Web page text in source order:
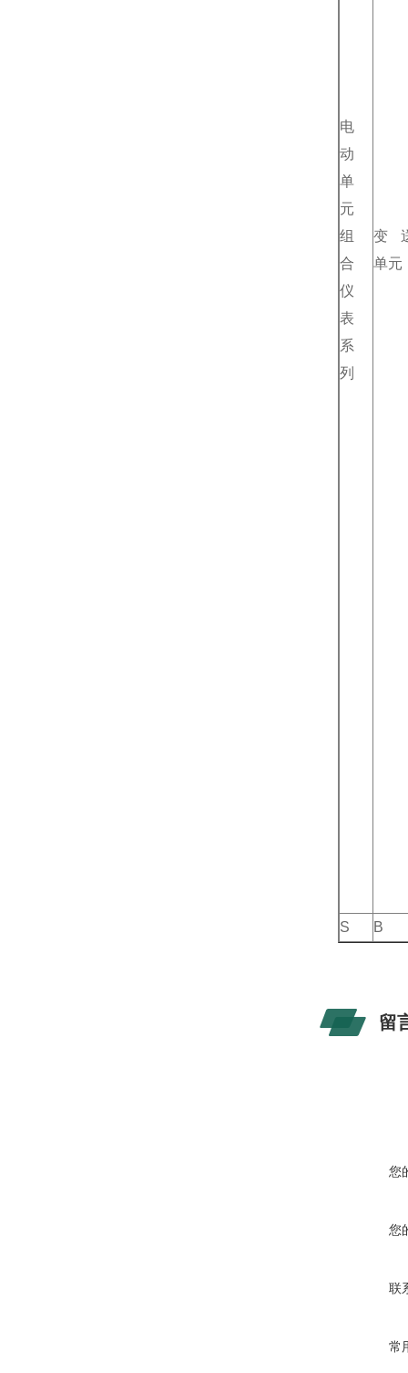
电
动
单
元
组
合
仪
表
系
列
变
单元
S B
留
您
您
联
常